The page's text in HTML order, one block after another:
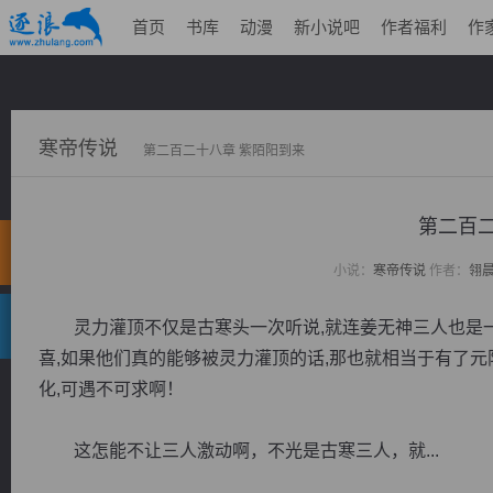
首页 书库 动漫 新小说吧 作者福利 作
寒帝传说 第二百二十八章 紫陌阳到来
第二百
小说： 寒帝传说作者： 翎
灵力灌顶不仅是古寒头一次听说,就连姜无神三人也是
喜,如果他们真的能够被灵力灌顶的话,那也就相当于有了
化,可遇不可求啊！
这怎能不让三人激动啊，不光是古寒三人，就...